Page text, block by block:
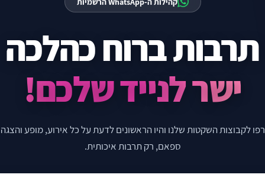
קהילות ה-WhatsApp הרשמיות
תרבות ברוח כהלכה
ישר לנייד שלכם!
לקבוצות השקטות שלנו והיו הראשונים לדעת על כל אירוע, מופע
ספאם, רק תרבות איכותית.